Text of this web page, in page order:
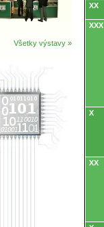
Všetky výstavy »
XX
XXX
X
XX